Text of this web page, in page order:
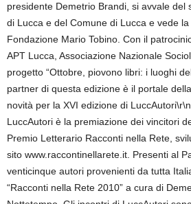
presidente Demetrio Brandi, si avvale del
di Lucca e del Comune di Lucca e vede
Fondazione Mario Tobino. Con il
APT Lucca, Associazione Nazionale
progetto “Ottobre, piovono libri: i luoghi
partner di questa edizione è il portale
novità per la XVI edizione di
LuccAutori è la premiazione dei vincitori
Premio Letterario Racconti nella Rete,
sito www.raccontinellarete.it. Presenti al
venticinque autori provenienti da tutta
“Racconti nella Rete 2010” a cura di